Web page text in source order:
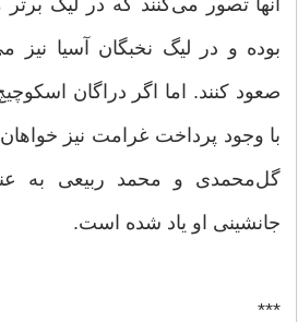
بوده و در لیگ نخبگان آسیا نیز
صعود کنند. اما اگر دراگان
با وجود پرداخت غرامت نیز
گل‌محمدی و محمد ربیعی به
جانشینی او یاد شده است.
***